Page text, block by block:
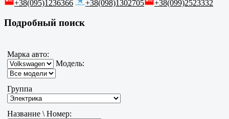
+38(095)1236366 +38(098)1302705 +38(099)2523332
Подробный поиск
Марка авто:
Модель:
Группа
Название \ Номер: